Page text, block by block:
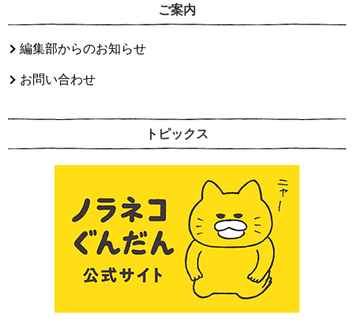
ご案内
編集部からのお知らせ
お問い合わせ
トピックス